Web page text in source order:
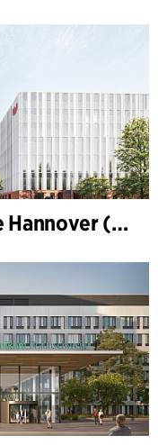
Medizinische Hochschule Hannover (MHH)